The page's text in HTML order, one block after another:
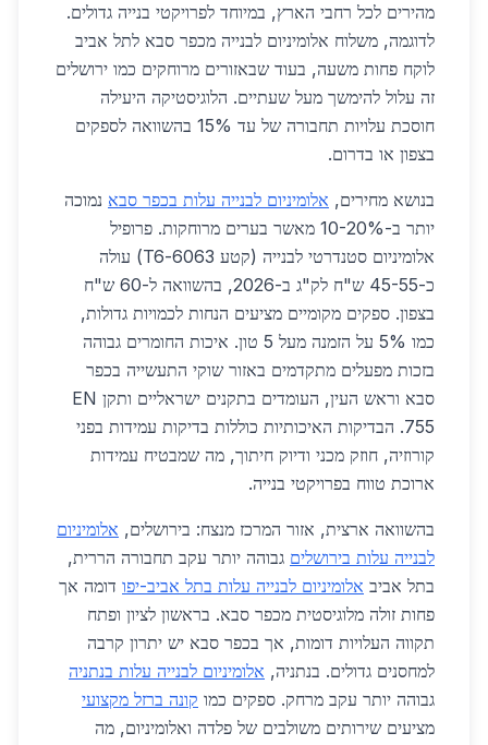
מהירים לכל רחבי הארץ, במיוחד לפרויקטי בנייה גדולים.
לדוגמה, משלוח אלומיניום לבנייה מכפר סבא לתל אביב
לוקח פחות משעה, בעוד שבאזורים מרוחקים כמו ירושלים
זה עלול להימשך מעל שעתיים. הלוגיסטיקה היעילה
חוסכת עלויות תחבורה של עד 15% בהשוואה לספקים
בצפון או בדרום.
בנושא מחירים, אלומיניום לבנייה עלות בכפר סבא נמוכה
יותר ב-10-20% מאשר בערים מרוחקות. פרופיל
אלומיניום סטנדרטי לבנייה (קטע 6063-T6) עולה
כ-45-55 ש"ח לק"ג ב-2026, בהשוואה ל-60 ש"ח
בצפון. ספקים מקומיים מציעים הנחות לכמויות גדולות,
כמו 5% על הזמנה מעל 5 טון. איכות החומרים גבוהה
בזכות מפעלים מתקדמים באזור שוקי התעשייה בכפר
סבא וראש העין, העומדים בתקנים ישראליים ותקן EN
755. הבדיקות האיכותיות כוללות בדיקות עמידות בפני
קורוזיה, חוזק מכני ודיוק חיתוך, מה שמבטיח עמידות
ארוכת טווח בפרויקטי בנייה.
בהשוואה ארצית, אזור המרכז מנצח: בירושלים, אלומיניום
לבנייה עלות בירושלים גבוהה יותר עקב תחבורה הררית,
בתל אביב אלומיניום לבנייה עלות בתל אביב-יפו דומה אך
פחות זולה מלוגיסטית מכפר סבא. בראשון לציון ופתח
תקווה העלויות דומות, אך בכפר סבא יש יתרון קרבה
למחסנים גדולים. בנתניה, אלומיניום לבנייה עלות בנתניה
גבוהה יותר עקב מרחק. ספקים כמו קונה ברזל מקצועי
מציעים שירותים משולבים של פלדה ואלומיניום, מה